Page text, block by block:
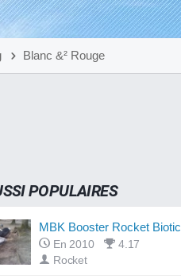
Blanc &² Rouge
POPULAIRES
MBK Booster Rocket Biotic
En 2010
4.17
Rocket